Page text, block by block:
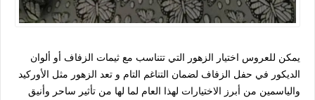
يمكن للعروس اختيار الزهور التي تتناسب مع ثيمات الزفاف أو ألوان
الديكور في حفل الزفاف لضمان التناغم التام و تعد الزهور مثل الأوركيد
والياسمين من أبرز الاختيارات لهذا العام لما لها من تأثير ساحر وأنيق